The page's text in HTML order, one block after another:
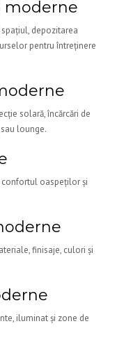
moderne
depozitarea
pentru întreținere
solară, încărcări de
lounge.
oaspeților și
finisaje, culori și
iluminat și zone de